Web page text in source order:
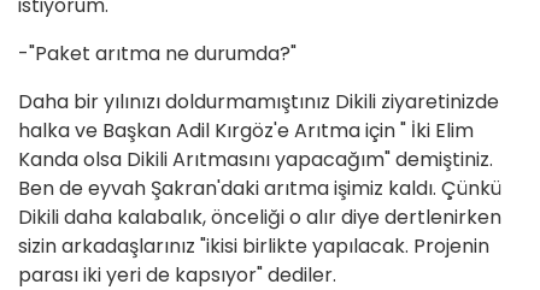
-"Paket arıtma ne durumda?"
Daha bir yılınızı doldurmamıştınız Dikili ziyaretinizde
halka ve Başkan Adil Kırgöz'e Arıtma için " İki Elim
Kanda olsa Dikili Arıtmasını yapacağım" demiştiniz.
Ben de eyvah Şakran'daki arıtma işimiz kaldı. Çünkü
Dikili daha kalabalık, önceliği o alır diye dertlenirken
sizin arkadaşlarınız "ikisi birlikte yapılacak. Projenin
parası iki yeri de kapsıyor" dediler.